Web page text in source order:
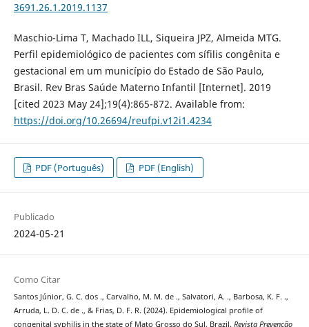
3691.26.1.2019.1137
Maschio-Lima T, Machado ILL, Siqueira JPZ, Almeida MTG.
Perfil epidemiológico de pacientes com sífilis congênita e
gestacional em um município do Estado de São Paulo,
Brasil. Rev Bras Saúde Materno Infantil [Internet]. 2019
[cited 2023 May 24];19(4):865-872. Available from:
https://doi.org/10.26694/reufpi.v12i1.4234
PDF (Português) PDF (English)
Publicado
2024-05-21
Como Citar
Santos Júnior, G. C. dos ., Carvalho, M. M. de ., Salvatori, A. ., Barbosa, K. F. .,
Arruda, L. D. C. de ., & Frias, D. F. R. (2024). Epidemiological profile of
congenital syphilis in the state of Mato Grosso do Sul, Brazil. Revista Prevenção